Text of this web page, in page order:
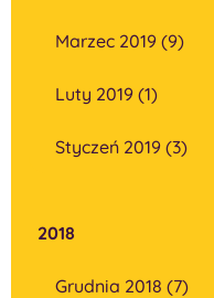
Marzec 2019 (9)
Luty 2019 (1)
Styczeń 2019 (3)
2018
Grudnia 2018 (7)